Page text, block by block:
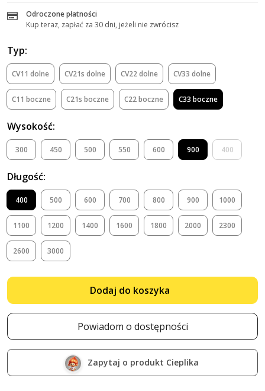
Odroczone płatności
Kup teraz, zapłać za 30 dni, jeżeli nie zwrócisz
Typ:
CV11 dolne CV21s dolne CV22 dolne CV33 dolne
C11 boczne C21s boczne C22 boczne C33 boczne
Wysokość:
300 450 500 550 600 900 400
Długość:
400 500 600 700 800 900 1000
1100 1200 1400 1600 1800 2000 2300
2600 3000
Dodaj do koszyka
Powiadom o dostępności
Zapytaj o produkt Cieplika